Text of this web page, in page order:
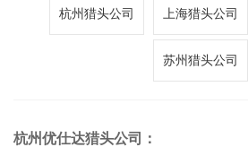
杭州猎头公司 上海猎头公司
苏州猎头公司
杭州优仕达猎头公司：